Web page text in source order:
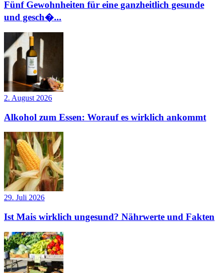
Fünf Gewohnheiten für eine ganzheitlich gesunde
und gesch�...
2. August 2026
Alkohol zum Essen: Worauf es wirklich ankommt
29. Juli 2026
Ist Mais wirklich ungesund? Nährwerte und Fakten